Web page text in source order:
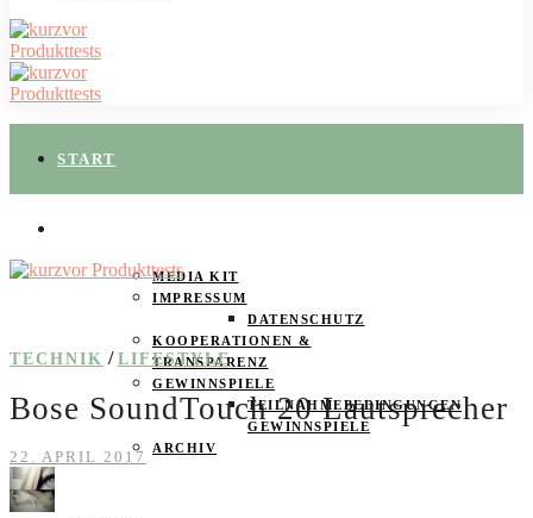
START
MEDIA KIT
IMPRESSUM
DATENSCHUTZ
KOOPERATIONEN &
TRANSPARENZ
GEWINNSPIELE
TEILNAHMEBEDINGUNGEN
GEWINNSPIELE
ARCHIV
TECHNIK / LIFESTYLE
Bose SoundTouch 20 Lautsprecher
22. APRIL 2017